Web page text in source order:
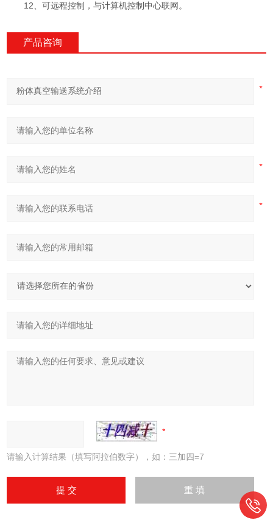
12、可远程控制，与计算机控制中心联网。
产品咨询
请输入计算结果（填写阿拉伯数字），如：三加四=7